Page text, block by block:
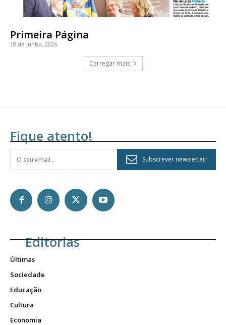
Primeira Página
18 de Junho, 2026
Carregar mais
Fique atento!
Subscrever newsletter!
Editorias
Últimas
Sociedade
Educação
Cultura
Economia